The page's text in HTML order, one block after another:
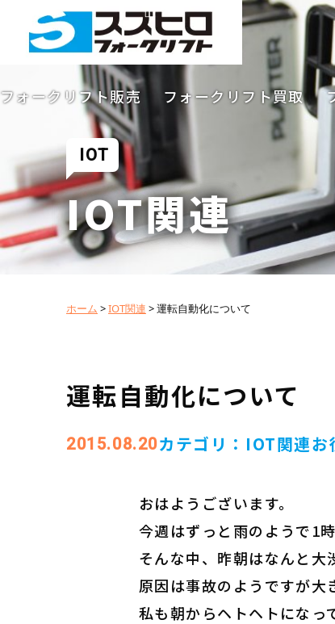
フォークリフト販売 フォークリフト買取
IOT
IOT関連
ホーム >IOT関連 >運転自動化について
運転自動化について
2015.08.20カテゴリ： IOT関連お
おはようございます。
今週はずっと雨のようで1
そんな中、昨朝はなんと大
原因は事故のようですが大
私も朝からヘトヘトになっ